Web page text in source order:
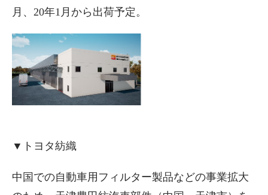
月、20年1月から出荷予定。
▼トヨタ紡織
中国での自動車用フィルター製品などの事業拡大